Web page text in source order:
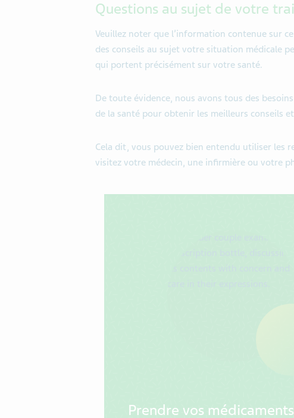
Questions au sujet de votre
Veuillez noter que l’information contenue sur
des conseils au sujet votre situation médicale
qui portent précisément sur votre santé.
De toute évidence, nous avons tous des
de la santé pour obtenir les meilleurs conseils
Cela dit, vous pouvez bien entendu utiliser les
visitez votre médecin, une infirmière ou votre
Prendre vos